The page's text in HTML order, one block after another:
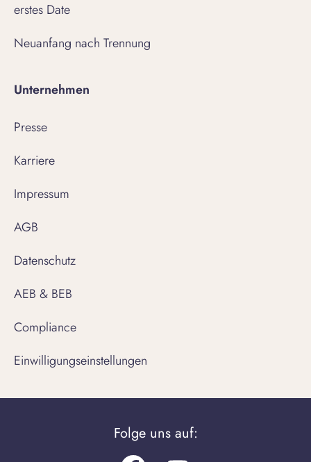
erstes Date
Neuanfang nach Trennung
Unternehmen
Presse
Karriere
Impressum
AGB
Datenschutz
AEB & BEB
Compliance
Einwilligungseinstellungen
Folge uns auf: